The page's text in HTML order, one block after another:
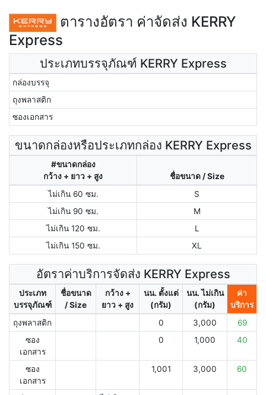
ตารางอัตรา ค่าจัดส่ง KERRY
Express
ประเภทบรรจุภัณฑ์ KERRY Express
กล่องบรรจุ
ถุงพลาสติก
ซองเอกสาร
ขนาดกล่องหรือประเภทกล่อง KERRY Express
#ขนาดกล่อง
กว้าง + ยาว + สูง
ชื่อขนาด / Size
ไม่เกิน 60 ซม.
S
ไม่เกิน 90 ซม.
M
ไม่เกิน 120 ซม.
L
ไม่เกิน 150 ซม.
XL
อัตราค่าบริการจัดส่ง KERRY Express
ประเภท
บรรจุภัณฑ์
ชื่อขนาด
/ Size
กว้าง +
ยาว + สูง
นน. ตั้งแต่
(กรัม)
นน. ไม่เกิน
(กรัม)
ค่า
บริการ
ถุงพลาสติก
0 3,000
69
ซอง
เอกสาร
0 1,000 40
ซอง
เอกสาร
1,001 3,000 60